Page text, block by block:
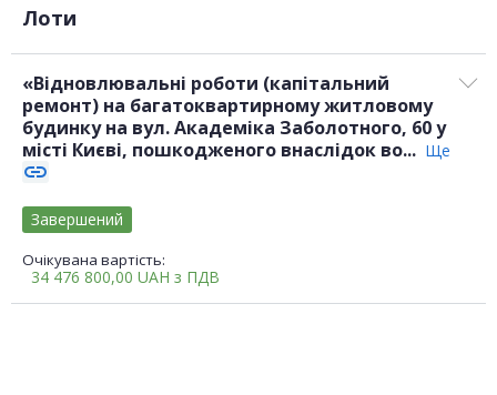
Лоти
«Відновлювальні роботи (капітальний
ремонт) на багатоквартирному житловому
будинку на вул. Академіка Заболотного, 60 у
місті Києві, пошкодженого внаслідок во... Ще
link
Очікувана вартість:
34 476 800,00 UAH з ПДВ
Завершений